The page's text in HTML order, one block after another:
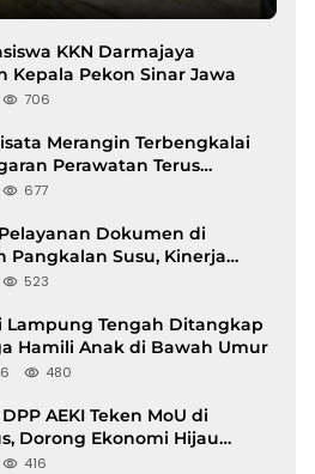
KKN Darmajaya
Kepala Pekon Sinar Jawa
706
Merangin Terbengkalai
Perawatan Terus
677
Dokumen di
Pangkalan Susu, Kinerja
Langkat Disorot
523
Lampung Tengah Ditangkap
Hamili Anak di Bawah Umur
480
AEKI Teken MoU di
Dorong Ekonomi Hijau
dan Perdagangan Karbon
416